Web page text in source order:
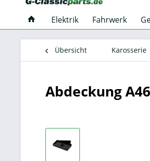
Elektrik Fahrwerk
Übersicht Karosserie
Abdeckung